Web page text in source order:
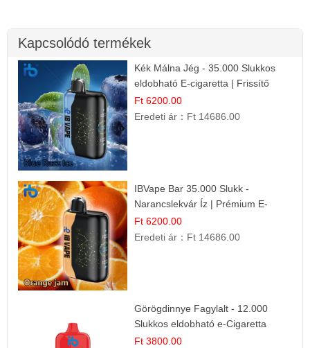
Kapcsolódó termékek
Kék Málna Jég - 35.000 Slukkos
eldobható E-cigaretta | Frissítő
Ízélmény
Ft 6200.00
Eredeti ár： Ft 14686.00
IBVape Bar 35.000 Slukk -
Narancslekvár Íz | Prémium E-
cigaretta
Ft 6200.00
Eredeti ár： Ft 14686.00
Görögdinnye Fagylalt - 12.000
Slukkos eldobható e-Cigaretta
Ft 3800.00